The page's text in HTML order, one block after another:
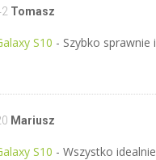
Tomasz
S10 - Szybko sprawnie i
Mariusz
S10 - Wszystko idealnie